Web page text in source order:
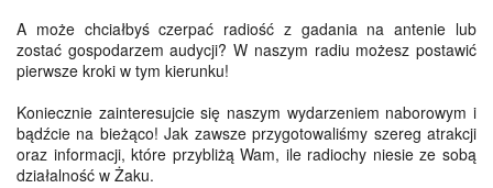
A może chciałbyś czerpać radiość z gadania na antenie lub
zostać gospodarzem audycji? W naszym radiu możesz postawić
pierwsze kroki w tym kierunku!
Koniecznie zainteresujcie się naszym wydarzeniem naborowym i
bądźcie na bieżąco! Jak zawsze przygotowaliśmy szereg atrakcji
oraz informacji, które przybliżą Wam, ile radiochy niesie ze sobą
działalność w Żaku.